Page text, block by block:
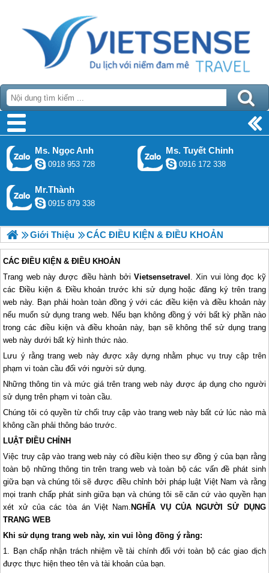
Ms. Ngọc Anh
0918 953 728
Ms. Tuyết Chinh
0916 172 338
Mr.Thành
0915 879 338
Giới Thiệu CÁC ĐIỀU KIỆN & ĐIỀU KHOẢN
CÁC ĐIỀU KIỆN & ĐIỀU KHOẢN
Trang web này được điều hành bởi Vietsensetravel . Xin vui lòng đọc kỹ
các Điều kiện & Điều khoản trước khi sử dụng hoặc đăng ký trên trang
web này. Bạn phải hoàn toàn đồng ý với các điều kiện và điều khoản này
nếu muốn sử dụng trang web. Nếu bạn không đồng ý với bất kỳ phần nào
trong các điều kiện và điều khoản này, bạn sẽ không thể sử dụng trang
web này dưới bất kỳ hình thức nào.
Lưu ý rằng trang web này được xây dựng nhằm phục vụ truy cập trên
phạm vi toàn cầu đối với người sử dụng.
Những thông tin và mức giá trên trang web này được áp dụng cho người
sử dụng trên phạm vi toàn cầu.
Chúng tôi có quyền từ chối truy cập vào trang web này bất cứ lúc nào mà
không cần phải thông báo trước.
LUẬT ĐIỀU CHỈNH
Việc truy cập vào trang web này có điều kiện theo sự đồng ý của bạn rằng
toàn bộ những thông tin trên trang web và toàn bộ các vấn đề phát sinh
giữa bạn và chúng tôi sẽ được điều chỉnh bởi pháp luật Việt Nam và rằng
mọi tranh chấp phát sinh giữa bạn và chúng tôi sẽ căn cứ vào quyền hạn
xét xử của các tòa án Việt Nam. NGHĨA VỤ CỦA NGƯỜI SỬ DỤNG
TRANG WEB
Khi sử dụng trang web này, xin vui lòng đồng ý rằng:
1. Bạn chấp nhận trách nhiệm về tài chính đối với toàn bộ các giao dịch
được thực hiện theo tên và tài khoản của bạn.